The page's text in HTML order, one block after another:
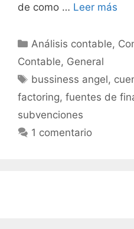
de como … Leer más
Categorías
Análisis contable,
Contable, General
Etiquetas
bussiness angel,
factoring, fuentes de
subvenciones
1 comentario